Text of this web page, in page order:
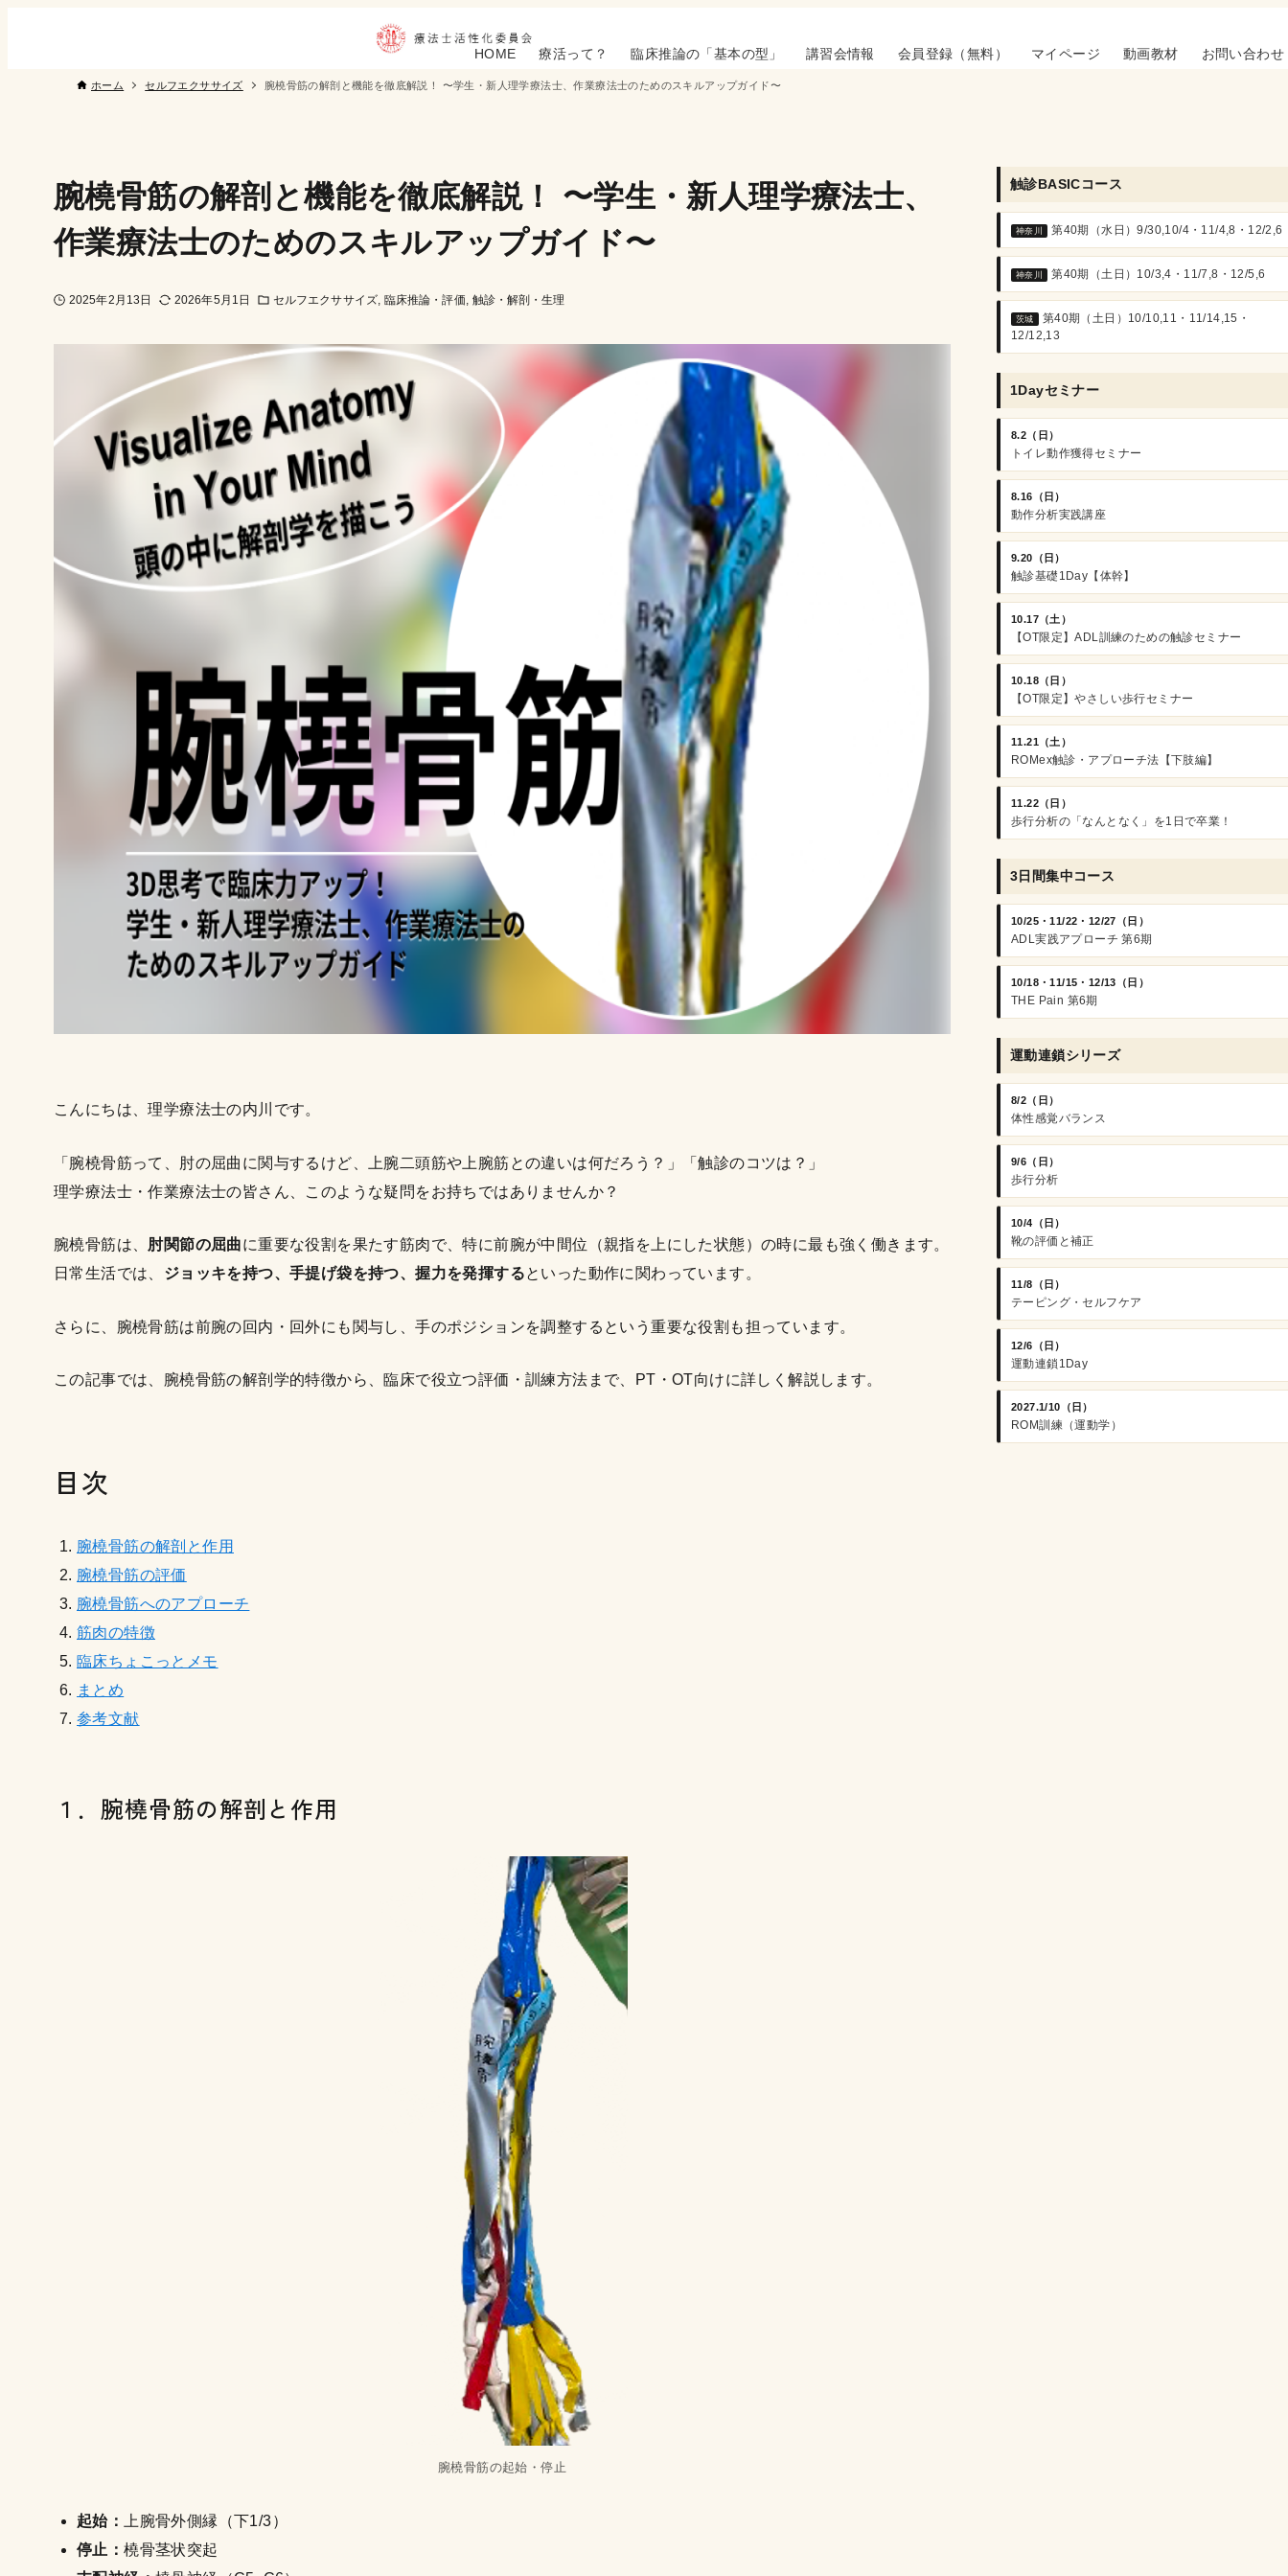
HOME 療活って？ 臨床推論の「基本の型」 講習会情報 会員登録（無料） マイページ 動画教材 お問い合わせ
ホーム セルフエクササイズ 腕橈骨筋の解剖と機能を徹底解説！ 〜学生・新人理学療法士、作業療法士のためのスキルアップガイド〜
腕橈骨筋の解剖と機能を徹底解説！ 〜学生・新人理学療法士、
作業療法士のためのスキルアップガイド〜
2025年2月13日 2026年5月1日 セルフエクササイズ 臨床推論・評価 触診・解剖・生理
こんにちは、理学療法士の内川です。
「腕橈骨筋って、肘の屈曲に関与するけど、上腕二頭筋や上腕筋との違いは何だろう？」「触診のコツは？」
理学療法士・作業療法士の皆さん、このような疑問をお持ちではありませんか？
腕橈骨筋は、 肘関節の屈曲に重要な役割を果たす筋肉で、特に前腕が中間位（親指を上にした状態）の時に最も強く働きます。
日常生活では、 ジョッキを持つ、手提げ袋を持つ、握力を発揮するといった動作に関わっています。
さらに、腕橈骨筋は前腕の回内・回外にも関与し、手のポジションを調整するという重要な役割も担っています。
この記事では、腕橈骨筋の解剖学的特徴から、臨床で役立つ評価・訓練方法まで、PT・OT向けに詳しく解説します。
目次
腕橈骨筋の解剖と作用
腕橈骨筋の評価
腕橈骨筋へのアプローチ
筋肉の特徴
臨床ちょこっとメモ
まとめ
参考文献
１．腕橈骨筋の解剖と作用
腕橈骨筋の起始・停止
起始：上腕骨外側縁（下1/3）
停止：橈骨茎状突起
触診BASICコース
神奈川 第40期（水日）9/30,10/4・11/4,8・12/2,6
神奈川 第40期（土日）10/3,4・11/7,8・12/5,6
茨城
第40期（土日）10/10,11・11/14,15・
12/12,13
1Dayセミナー
8.2（日）
トイレ動作獲得セミナー
8.16（日）
動作分析実践講座
9.20（日）
触診基礎1Day【体幹】
10.17（土）
【OT限定】ADL訓練のための触診セミナー
10.18（日）
【OT限定】やさしい歩行セミナー
11.21（土）
ROMex触診・アプローチ法【下肢編】
11.22（日）
歩行分析の「なんとなく」を1日で卒業！
3日間集中コース
10/25・11/22・12/27（日）
ADL実践アプローチ 第6期
10/18・11/15・12/13（日）
THE Pain 第6期
運動連鎖シリーズ
8/2（日）
体性感覚バランス
9/6（日）
歩行分析
10/4（日）
靴の評価と補正
11/8（日）
テーピング・セルフケア
12/6（日）
運動連鎖1Day
2027.1/10（日）
ROM訓練（運動学）